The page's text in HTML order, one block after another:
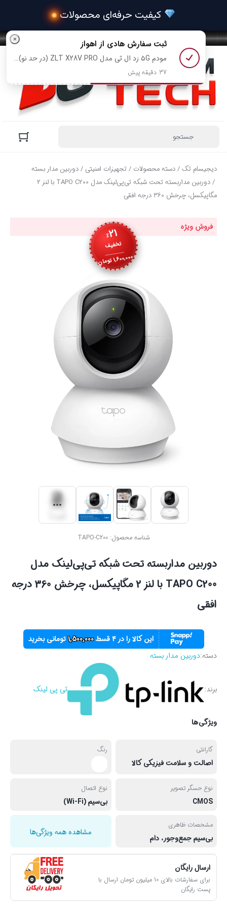
دیجیسام تک/دسته محصولات /تجهیزات امنیتی /دوربین مدار بسته
/ دوربین مداربسته تحت شبکه تی‌پی‌لینک مدل TAPO C200 با لنز 2
مگاپیکسل، چرخش 360 درجه افقی
فروش ویژه
٪21
تخفیف
1,600,000تومان
شناسه محصول:TAPO-C200
دوربین مداربسته تحت شبکه تی‌پی‌لینک مدل
TAPO C200 با لنز 2 مگاپیکسل، چرخش 360 درجه
افقی
این کالا را در ۴ قسط 1,500,000تومانی بخرید
دسته:دوربین مدار بسته
برند: تی پی لینک
ویژگی‌ها
گارانتی
اصالت و سلامت فیزیکی کالا
رنگ
نوع حسگر تصویر
CMOS
نوع اتصال
بی‌سیم (Wi-Fi)
مشخصات ظاهری
بی‌سیم جمع‌وجور، دام
مشاهده همه ویژگی‌ها
ارسال رایگان
برای سفارشات بالای 10 میلیون تومان ارسال با
پست رایگان
کیفیت حرفه‌ای
× ثبت سفارش هادی از اهواز
مودم ۵G زد ال تی مدل ZLT X28V PRO (در حد نو) رو خرید کرد
37 دقیقه پیش